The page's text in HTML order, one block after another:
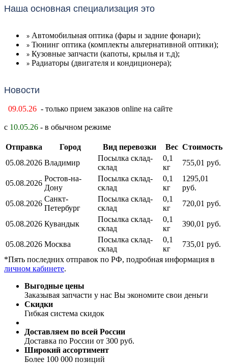
Наша основная специализация это
» Автомобильная оптика (фары и задние фонари);
» Тюнинг оптика (комплекты альтернативной оптики);
» Кузовные запчасти (капоты, крылья и т.д);
» Радиаторы (двигателя и кондиционера);
Новости
09.05.26 - только прием заказов online на сайте
с 10.05.26 - в обычном режиме
Отправка Город Вид перевозки Вес Стоимость
05.08.2026 Владимир
Посылка склад-
склад
0,1
кг
755,01 руб.
05.08.2026
Ростов-на-
Дону
Посылка склад-
склад
0,1
кг
1295,01
руб.
05.08.2026
Санкт-
Петербург
Посылка склад-
склад
0,1
кг
720,01 руб.
05.08.2026 Кувандык
Посылка склад-
склад
0,1
кг
390,01 руб.
05.08.2026 Москва
Посылка склад-
склад
0,1
кг
735,01 руб.
*Пять последних отправок по РФ, подробная информация в
личном кабинете.
Выгодные цены
Заказывая запчасти у нас Вы экономите свои деньги
Скидки
Гибкая система скидок
Доставляем по всей России
Доставка по России от 300 руб.
Широкий ассортимент
Более 100 000 позиций